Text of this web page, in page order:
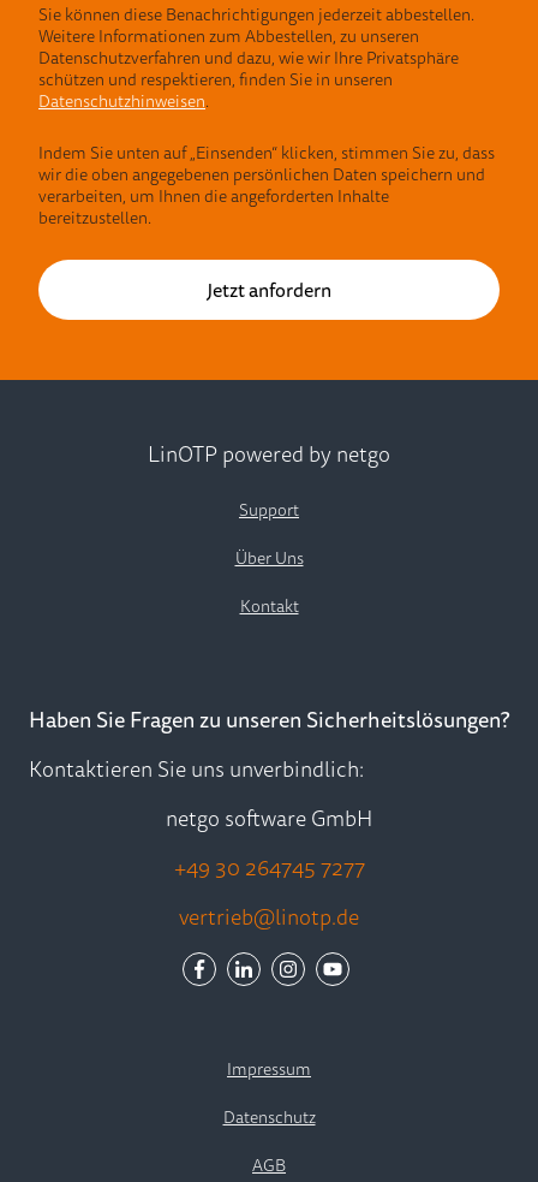
Sie können diese Benachrichtigungen jederzeit abbestellen.
Weitere Informationen zum Abbestellen, zu unseren
Datenschutzverfahren und dazu, wie wir Ihre Privatsphäre
schützen und respektieren, finden Sie in unseren
Datenschutzhinweisen.
Indem Sie unten auf „Einsenden“ klicken, stimmen Sie zu, dass
wir die oben angegebenen persönlichen Daten speichern und
verarbeiten, um Ihnen die angeforderten Inhalte
bereitzustellen.
LinOTP powered by netgo
Support
Über Uns
Kontakt
Haben Sie Fragen zu unseren Sicherheitslösungen?
Kontaktieren Sie uns unverbindlich:
netgo software GmbH
+49 30 264745 7277
vertrieb@linotp.de
Impressum
Datenschutz
AGB